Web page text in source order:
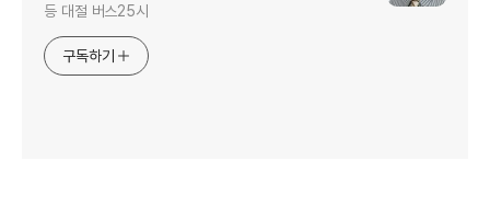
등 대절 버스25시
구독하기